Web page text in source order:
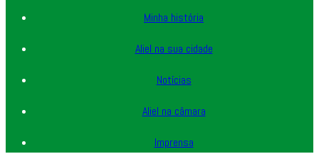
Minha história
Aliel na sua cidade
Notícias
Aliel na câmara
Imprensa